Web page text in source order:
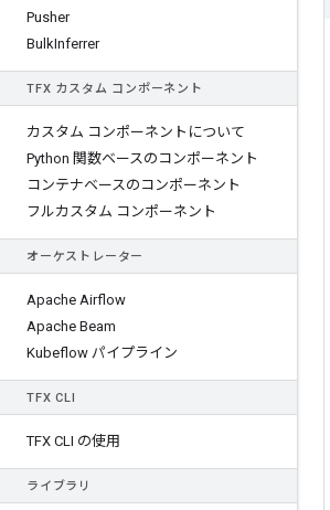
Pusher
BulkInferrer
TFX カスタム コンポーネント
カスタム コンポーネントについて
Python 関数ベースのコンポーネント
コンテナベースのコンポーネント
フルカスタム コンポーネント
オーケストレーター
Apache Airflow
Apache Beam
Kubeflow パイプライン
TFX CLI
TFX CLI の使用
ライブラリ